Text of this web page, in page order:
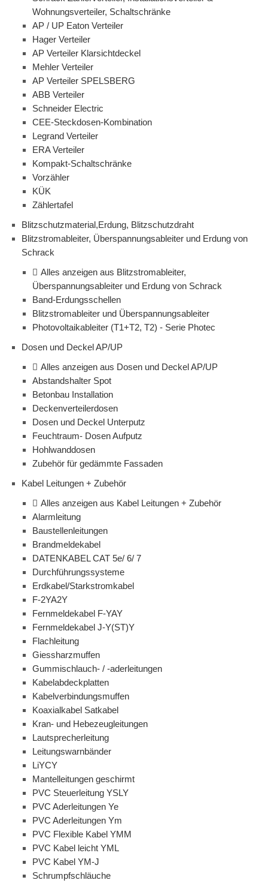
Wohnungsverteiler, Schaltschränke
AP / UP Eaton Verteiler
Hager Verteiler
AP Verteiler Klarsichtdeckel
Mehler Verteiler
AP Verteiler SPELSBERG
ABB Verteiler
Schneider Electric
CEE-Steckdosen-Kombination
Legrand Verteiler
ERA Verteiler
Kompakt-Schaltschränke
Vorzähler
KÜK
Zählertafel
Blitzschutzmaterial,Erdung, Blitzschutzdraht
Blitzstromableiter, Überspannungsableiter und Erdung von
Schrack
Alles anzeigen aus Blitzstromableiter,
Überspannungsableiter und Erdung von Schrack
Band-Erdungsschellen
Blitzstromableiter und Überspannungsableiter
Photovoltaikableiter (T1+T2, T2) - Serie Photec
Dosen und Deckel AP/UP
Alles anzeigen aus Dosen und Deckel AP/UP
Abstandshalter Spot
Betonbau Installation
Deckenverteilerdosen
Dosen und Deckel Unterputz
Feuchtraum- Dosen Aufputz
Hohlwanddosen
Zubehör für gedämmte Fassaden
Kabel Leitungen + Zubehör
Alles anzeigen aus Kabel Leitungen + Zubehör
Alarmleitung
Baustellenleitungen
Brandmeldekabel
DATENKABEL CAT 5e/ 6/ 7
Durchführungssysteme
Erdkabel/Starkstromkabel
F-2YA2Y
Fernmeldekabel F-YAY
Fernmeldekabel J-Y(ST)Y
Flachleitung
Giessharzmuffen
Gummischlauch- / -aderleitungen
Kabelabdeckplatten
Kabelverbindungsmuffen
Koaxialkabel Satkabel
Kran- und Hebezeugleitungen
Lautsprecherleitung
Leitungswarnbänder
LiYCY
Mantelleitungen geschirmt
PVC Steuerleitung YSLY
PVC Aderleitungen Ye
PVC Aderleitungen Ym
PVC Flexible Kabel YMM
PVC Kabel leicht YML
PVC Kabel YM-J
Schrumpfschläuche